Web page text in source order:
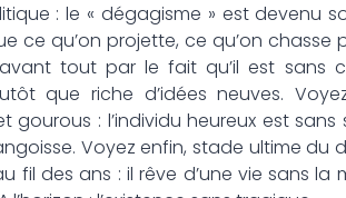
: le « dégagisme » est devenu
ce qu’on projette, ce qu’on chasse
tout par le fait qu’il est sans
que riche d’idées neuves.
gourous : l’individu heureux est
Voyez enfin, stade ultime du
fil des ans : il rêve d’une vie sans la